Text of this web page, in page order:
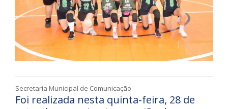
Secretaria Municipal de Comunicação
Foi realizada nesta quinta-feira, 28 de